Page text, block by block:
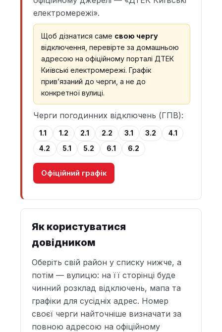
електромережі».
Щоб дізнатися саме свою чергу
відключення, перевірте за домашньою
адресою на офіційному порталі ДТЕК
Київські електромережі. Графік
прив’язаний до черги, а не до
конкретної вулиці.
Черги погодинних відключень (ГПВ):
1.1 1.2 2.1 2.2 3.1 3.2
4.1
4.2
5.1 5.2 6.1 6.2
Офіційний графік
Як користуватися
довідником
Оберіть свій район у списку нижче, а
потім — вулицю: на її сторінці буде
чинний розклад відключень, мапа та
графіки для сусідніх адрес. Номер
своєї черги найточніше визначати за
повною адресою на офіційному